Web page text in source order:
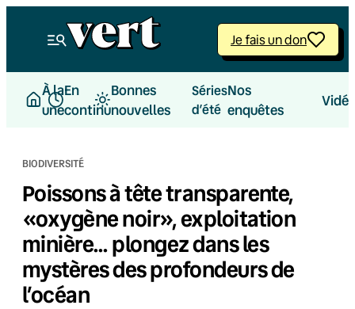
Je fais un don
À la
une
En
continu
Bonnes
nouvelles
Séries
d’été
Nos
enquêtes
BIODIVERSITÉ
Poissons à tête transparente,
«oxygène noir», exploitation
minière… plongez dans les
mystères des profondeurs de
l’océan